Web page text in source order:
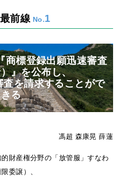
前線 1
商標登録出願迅速審査
』を公布し、
を請求することがで
きる
馮超 森康晃 薛蓮
財産権分野の「放管服」すなわ
委譲）、